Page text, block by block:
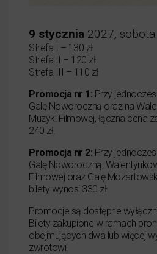
9 stycznia 2027, sobota
Strefa I – 130 zł
Strefa II – 120 zł
Strefa III – 110 zł
Promocja nr 1: Przy
Galę Noworoczną oraz na
Muzyki Filmowej, łączna cena
240 zł.
Promocja nr 2: Przy
Galę Noworoczną,
Filmowej oraz Galę
bilety wynosi 330 zł.
Promocje są dostępne
Bilety zakupione w ramach
obejmujących dwa lub więcej
zwrotowi.